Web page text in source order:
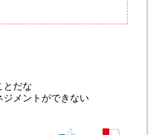
とだな
ジメントができない